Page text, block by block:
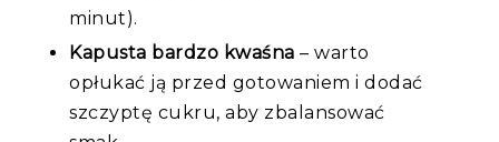
minut).
Kapusta bardzo kwaśna – warto
opłukać ją przed gotowaniem i dodać
szczyptę cukru, aby zbalansować